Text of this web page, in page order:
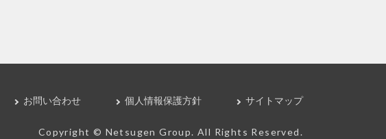
お問い合わせ 個人情報保護方針 サイトマップ
Copyright © Netsugen Group. All Rights Reserved.